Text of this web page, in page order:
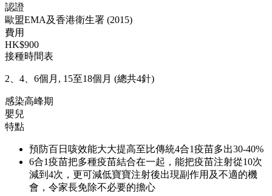
認證
歐盟EMA及香港衛生署 (2015)
費用
HK$900
接種時間表
2、4、6個月, 15至18個月 (總共4針)
感染高峰期
嬰兒
特點
預防百日咳效能大大提高至比傳統4合1疫苗多出30-40%
6合1疫苗把多種疫苗結合在一起，能把疫苗注射從10次
減到4次，更可減低寶寶注射後出現副作用及不適的機
會，令家長免除不必要的擔心